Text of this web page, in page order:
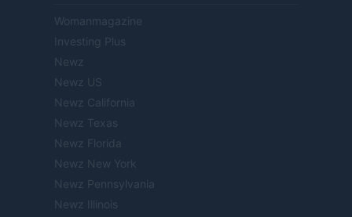
Womanmagazine
Investing Plus
Newz
Newz US
Newz California
Newz Texas
Newz Florida
Newz New York
Newz Pennsylvania
Newz Illinois